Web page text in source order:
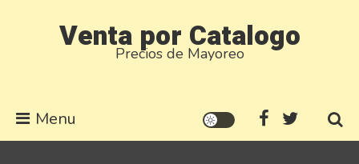
Venta por Catalogo
Precios de Mayoreo
Menu